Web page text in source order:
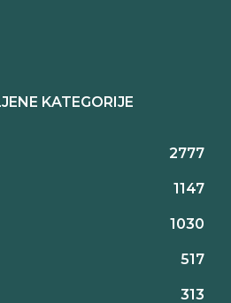
KATEGORIJE
2777
1147
1030
517
313